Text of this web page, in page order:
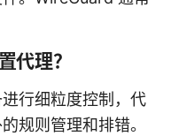
代理？
行细粒度控制，代
规则管理和排错。